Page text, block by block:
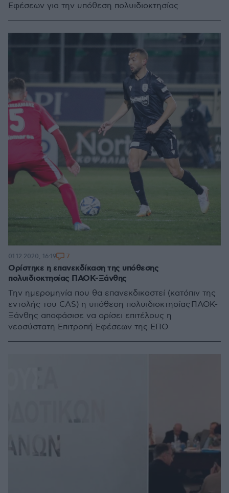
Εφέσεων για την υπόθεση πολυιδιοκτησίας
Ορίστηκε η επανεκδίκαση της υπόθεσης
πολυιδιοκτησίας ΠΑΟΚ-Ξάνθης
Την ημερομηνία που θα επανεκδικαστεί (κατόπιν της
εντολής του CAS) η υπόθεση πολυιδιοκτησίας ΠΑΟΚ-
Ξάνθης αποφάσισε να ορίσει επιτέλους η
νεοσύστατη Επιτροπή Εφέσεων της ΕΠΟ
01.12.2020, 16:19 7